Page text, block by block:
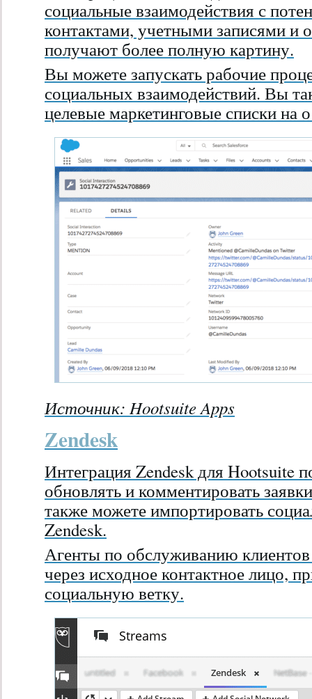
социальные взаимодействия с
контактами, учетными записями
получают более полную картину.
Вы можете запускать рабочие
социальных взаимодействий. Вы
целевые маркетинговые списки на
Источник: Hootsuite Apps
Zendesk
Интеграция Zendesk для Hootsuite
обновлять и комментировать
также можете импортировать
Zendesk.
Агенты по обслуживанию клиентов
через исходное контактное лицо,
социальную ветку.